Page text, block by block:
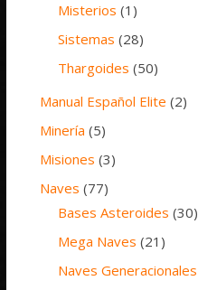
Misterios (1)
Sistemas (28)
Thargoides (50)
Manual Español Elite (2)
Minería (5)
Misiones (3)
Naves (77)
Bases Asteroides (30)
Mega Naves (21)
Naves Generacionales